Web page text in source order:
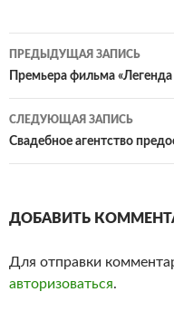
Навигация
по
записям
ПРЕДЫДУЩАЯ ЗАПИСЬ
Премьера фильма
СЛЕДУЮЩАЯ ЗАПИСЬ
Свадебное агентство
ДОБАВИТЬ
Для отправки
авторизоваться.